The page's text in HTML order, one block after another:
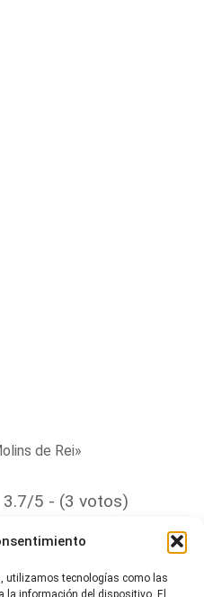
utilizamos tecnologías como las
la información del dispositivo. El
de Rei»
3.7/5 - (3 votos)